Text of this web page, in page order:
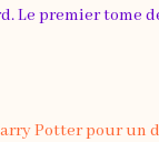
Le premier tome
Potter pour un